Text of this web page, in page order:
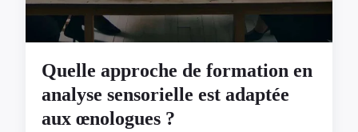
Quelle approche de formation en
analyse sensorielle est adaptée
aux œnologues ?